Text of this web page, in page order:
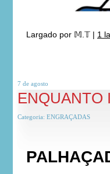
Largado por 𝕄.𝕋 | 1
7 de agosto
ENQUANTO
Categoria: ENGRAÇADAS